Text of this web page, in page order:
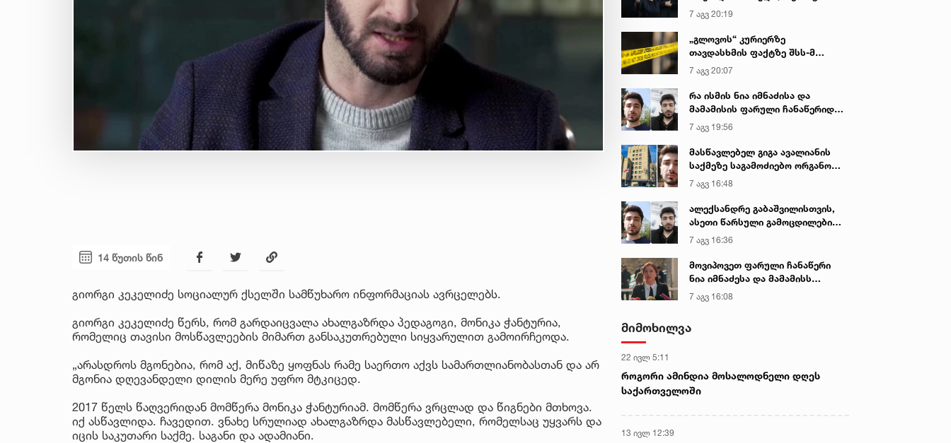
14 წუთის წინ
გიორგი კეკელიძე სოციალურ ქსელში სამწუხარო ინფორმაციას ავრცელებს.
გიორგი კეკელიძე წერს, რომ გარდაიცვალა ახალგაზრდა პედაგოგი, მონიკა ჭანტურია,
რომელიც თავისი მოსწავლეების მიმართ განსაკუთრებული სიყვარულით გამოირჩეოდა.
„არასდროს მგონებია, რომ აქ, მიწაზე ყოფნას რამე საერთო აქვს სამართლიანობასთან და არ
მგონია დღევანდელი დილის მერე უფრო მტკიცედ.
2017 წელს წაღვერიდან მომწერა მონიკა ჭანტურიამ. მომწერა ვრცლად და წიგნები მთხოვა.
იქ ასწავლიდა. ჩავედით. ვნახე სრულიად ახალგაზრდა მასწავლებელი, რომელსაც უყვარს და
იცის საკუთარი საქმე. საგანი და ადამიანი.
იყო ნია იმნაძე წამქეზებელი...“ -
გიგა ავალიანის დედა
7 აგვ 20:19
„გლოვოს“ კურიერზე
თავდასხმის ფაქტზე შსს-მ
გამოძიება დაიწყო
7 აგვ 20:07
რა ისმის ნია იმნაძისა და
მამამისის ფარული ჩანაწერიდან
- გიგა ავალიანის მკვლელობის
საქმე
7 აგვ 19:56
მასწავლებელ გიგა ავალიანის
საქმეზე საგამოძიებო ორგანო
დაკავებულ არასრულწლოვნებს -
ნია იმნაძესა და ანასტასია
ბერუაშვილს 30 დღის
განმავლობაში ფარულად
7 აგვ 16:48
ალექსანდრე გაბაშვილისთვის,
ასეთი წარსული გამოცდილების
ადამიანისთვის ინფორმაციის
მიწოდება, რომ მასწავლებელი
სექსუალურად ავიწროებდა,
ფაქტობრივად, წაქეზება იყო -
7 აგვ 16:36
მოვიპოვეთ ფარული ჩანაწერი
ნია იმნაძესა და მამამისს
შორის, განიხილავდნენ, როგორ
ჩაიდინა გაბაშვილმა დანაშაული
არასწორად მოიქცა, თუმცა
ეპოქაში სხვანაირად ხდება -
პროკურორი
7 აგვ 16:08
მიმოხილვა
22 ივლ 5:11
როგორი ამინდია მოსალოდნელი დღეს
საქართველოში
13 ივლ 12:39